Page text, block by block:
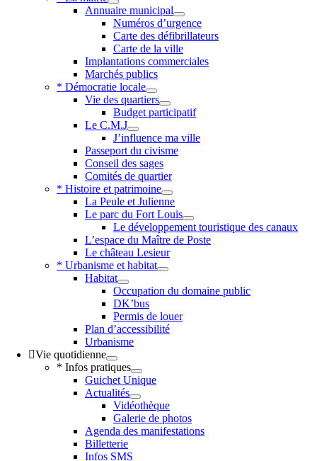
Annuaire municipal
Numéros d’urgence
Carte des défibrillateurs
Carte de la ville
Implantations commerciales
Marchés publics
* Démocratie locale
Vie des quartiers
Budget participatif
Le C.M.J
J’influence ma ville
Passeport du civisme
Conseil des sages
Comités de quartier
* Histoire et patrimoine
La Peule et Julienne
Le parc du Fort Louis
Le développement touristique des canaux
L’espace du Maître de Poste
Le château Lesieur
* Urbanisme et habitat
Habitat
Occupation du domaine public
DK’bus
Permis de louer
Plan d’accessibilité
Urbanisme
Vie quotidienne
* Infos pratiques
Guichet Unique
Actualités
Vidéothèque
Galerie de photos
Agenda des manifestations
Billetterie
Infos SMS